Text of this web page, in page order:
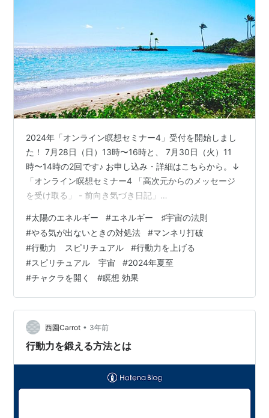
2024年「オンライン瞑想セミナー4」受付を開始しまし
た！ 7月28日（日）13時〜16時と、 7月30日（火）11
時〜14時の2回です♪ お申し込み・詳細はこちらから。↓
「オンライン瞑想セミナー4 「高次元からのメッセージ
を受け取る」 - 前向き気づき日記」
け取るスピリチュアルな効果 についてのお話です♪ 太陽
のエネルギーを受け取るといいとは知っていても、 それ
がどれだけ素晴らしいものなのかが あまりピンときてい
ないかもしれません。 今日はそんな太陽のエネルギーに
ついて、 色んな角度からお話ししたいと思います。 やる
気が出ない、 人…
#太陽のエネルギー #エネルギー ♯宇宙の法則
#やる気が出ないときの対処法 #マンネリ打破
#行動力 スピリチュアル #行動力を上げる
#スピリチュアル 宇宙 #2024年夏至
#チャクラを開く #瞑想 効果
西園Carrot • 3年前
行動力を鍛える方法とは